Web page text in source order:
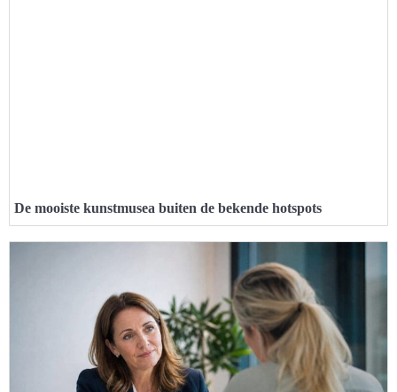
De mooiste kunstmusea buiten de bekende hotspots